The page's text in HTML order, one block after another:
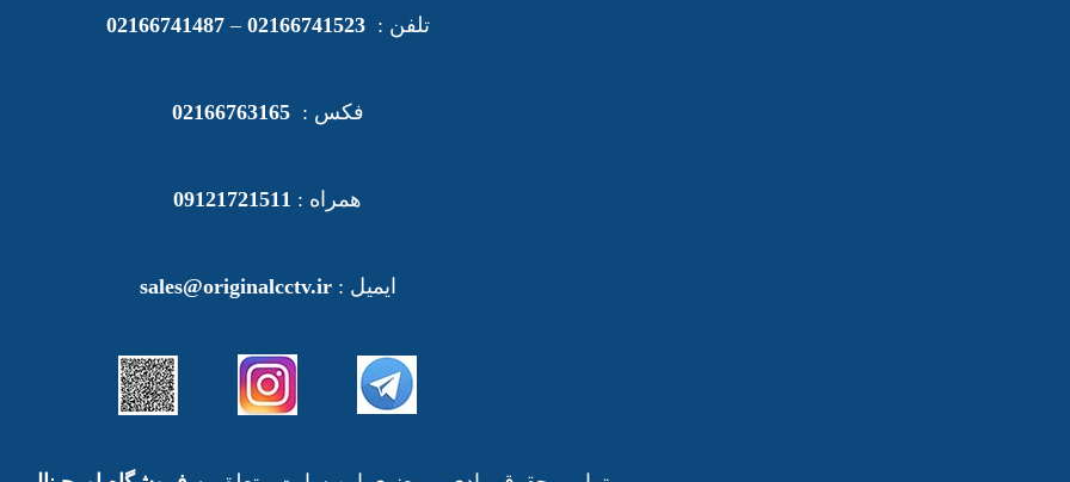
تلفن :02166741523
–
02166741487
فکس :02166763165
همراه : 09121721511
ایمیل :sales@originalcctv.ir